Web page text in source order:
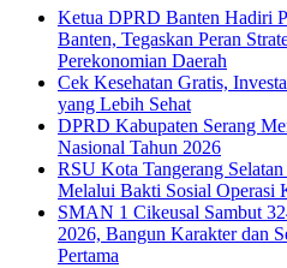
Ketua DPRD Banten Hadiri
Banten, Tegaskan Peran
Perekonomian Daerah
Cek Kesehatan Gratis,
yang Lebih Sehat
DPRD Kabupaten Serang
Nasional Tahun 2026
RSU Kota Tangerang
Melalui Bakti Sosial Operasi
SMAN 1 Cikeusal Sambut
2026, Bangun Karakter dan
Pertama